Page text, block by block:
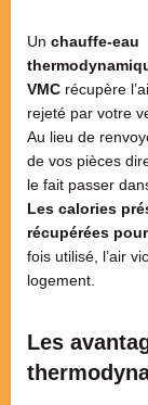
Un chauffe-eau
VMC récupère
rejeté par votre
Au lieu de
de vos pièces
le fait passer
Les calories
récupérées
fois utilisé, l’air
logement.
Les